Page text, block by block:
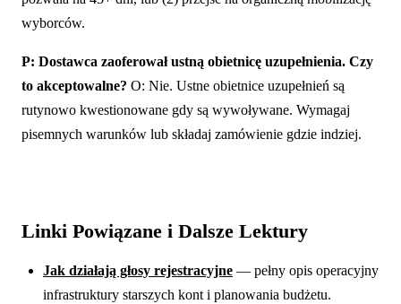
wyborców.
P: Dostawca zaoferował ustną obietnicę uzupełnienia. Czy
to akceptowalne? O: Nie. Ustne obietnice uzupełnień są
rutynowo kwestionowane gdy są wywoływane. Wymagaj
pisemnych warunków lub składaj zamówienie gdzie indziej.
Linki Powiązane i Dalsze Lektury
Jak działają głosy rejestracyjne — pełny opis operacyjny
infrastruktury starszych kont i planowania budżetu.